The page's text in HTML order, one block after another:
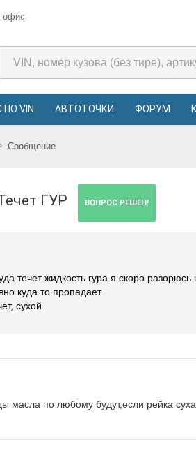
офис
VIN АВТОТОЧКИ ФОРУМ
Сообщение
Течет ГУР ВОПРОС РЕШЕН!
течет жидкость гура я скоро
куда то пропадает
сухой
масла по любому будут,если рейка